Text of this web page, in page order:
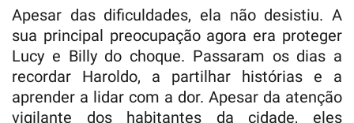
Apesar das dificuldades, ela não desistiu. A
sua principal preocupação agora era proteger
Lucy e Billy do choque. Passaram os dias a
recordar Haroldo, a partilhar histórias e a
aprender a lidar com a dor. Apesar da atenção
vigilante dos habitantes da cidade, eles